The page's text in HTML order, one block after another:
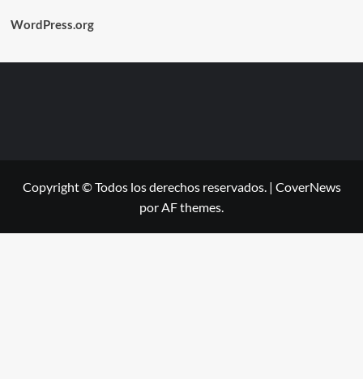
WordPress.org
Copyright © Todos los derechos reservados. | CoverNews
por AF themes.